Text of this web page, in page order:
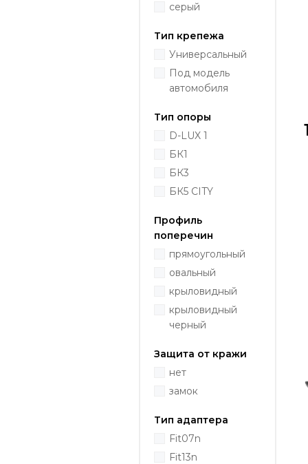
серый
Тип крепежа
Универсальный
Под модель
автомобиля
Тип опоры
D-LUX 1
БК1
БК3
БК5 CITY
Профиль
поперечин
прямоугольный
овальный
крыловидный
крыловидный
черный
Защита от кражи
нет
замок
Тип адаптера
Fit07n
Fit13n